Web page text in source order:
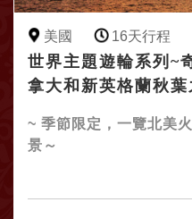
美國 16天行程
世界主題遊輪系列~
拿大和新英格蘭秋葉
~ 季節限定，一覽北美
景～